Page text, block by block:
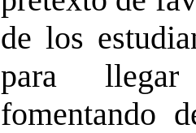
de los
para
fomentando